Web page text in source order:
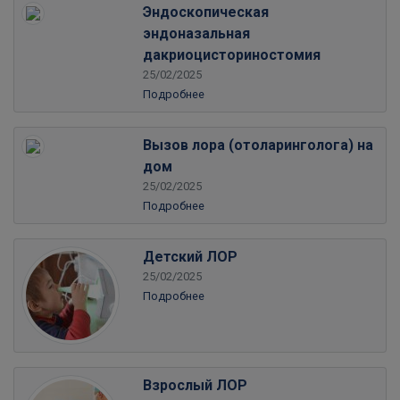
Эндоскопическая
эндоназальная
дакриоцисториностомия
25/02/2025
Подробнее
Вызов лора (отоларинголога) на
дом
25/02/2025
Подробнее
Детский ЛОР
25/02/2025
Подробнее
Взрослый ЛОР